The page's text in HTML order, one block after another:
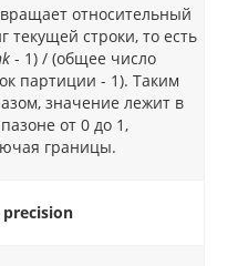
относительный
текущей строки, то есть
- 1) / (общее число
партиции - 1). Таким
значение лежит в
от 0 до 1,
границы.